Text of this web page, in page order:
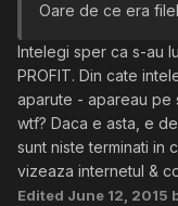
Oare de ce era
Intelegi sper ca s-au
PROFIT. Din cate
aparute - apareau pe
wtf? Daca e asta, e
sunt niste terminati in
vizeaza internetul &
Edited June 12, 2015